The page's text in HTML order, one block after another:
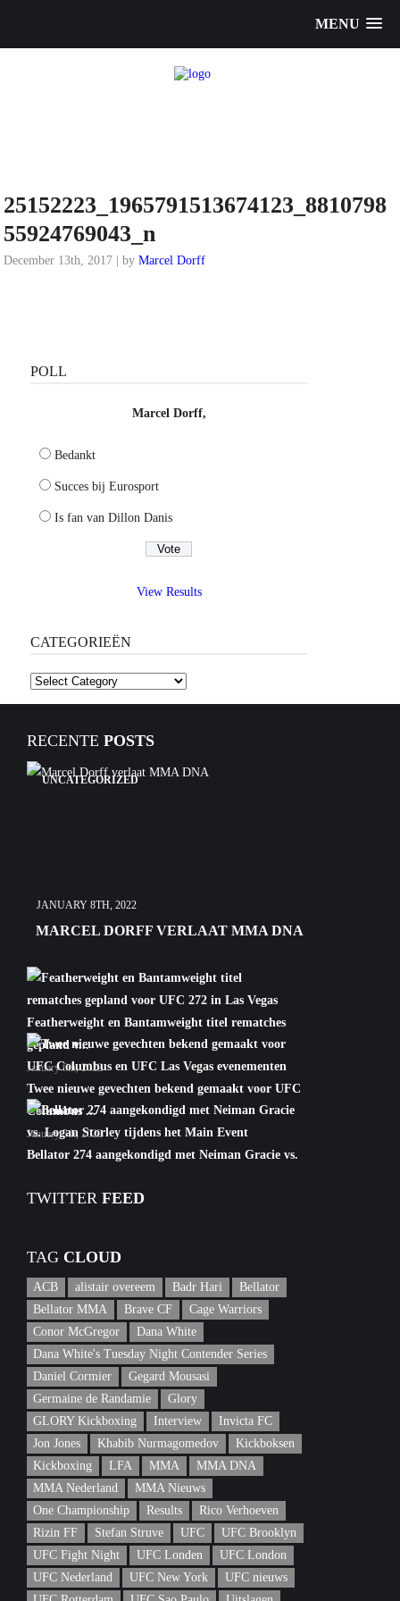
MENU
25152223_1965791513674123_8810798
55924769043_n
December 13th, 2017 | byMarcel Dorff
POLL
Marcel Dorff,
Bedankt
Succes bij Eurosport
Is fan van Dillon Danis
View Results
CATEGORIEËN
Categorieën
RECENTE POSTS
UNCATEGORIZED
JANUARY 8TH, 2022
MARCEL DORFF VERLAAT MMA DNA
Featherweight en Bantamweight titel rematches
gepland v...
January 6th, 2022
Twee nieuwe gevechten bekend gemaakt voor UFC
Columbus ...
January 5th, 2022
Bellator 274 aangekondigd met Neiman Gracie vs.
January 5th, 2022
TWITTER FEED
TAG CLOUD
ACB alistair overeem Badr Hari
Bellator
Bellator MMA
Brave CF
Cage Warriors
Conor McGregor
Dana White
Dana White's Tuesday Night Contender Series
Daniel Cormier
Gegard Mousasi
Germaine de Randamie
Glory
GLORY Kickboxing
Interview
Invicta FC
Jon Jones
Khabib Nurmagomedov
Kickboksen
Kickboxing
LFA MMA
MMA DNA
MMA Nederland
MMA Nieuws
One Championship
Results
Rico Verhoeven
Rizin FF
Stefan Struve UFC
UFC Brooklyn
UFC Fight Night
UFC Londen
UFC London
UFC Nederland
UFC New York
UFC nieuws